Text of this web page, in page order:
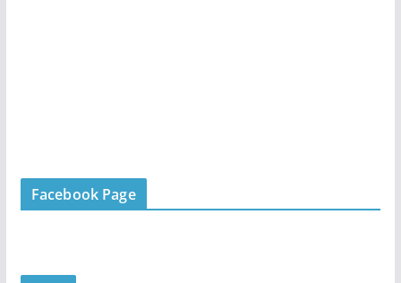
Facebook Page